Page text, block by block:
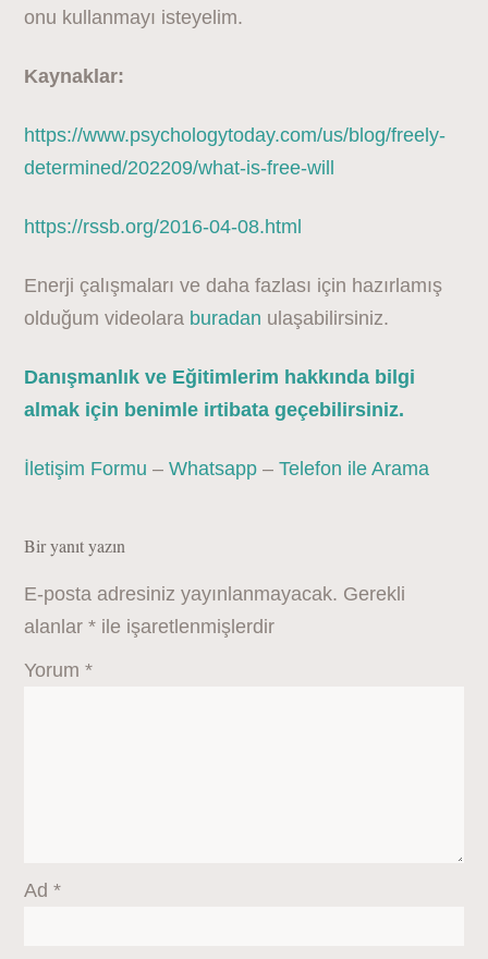
onu kullanmayı isteyelim.
Kaynaklar:
https://www.psychologytoday.com/us/blog/freely-
determined/202209/what-is-free-will
https://rssb.org/2016-04-08.html
Enerji çalışmaları ve daha fazlası için hazırlamış
olduğum videolara buradan ulaşabilirsiniz.
Danışmanlık ve Eğitimlerim hakkında bilgi
almak için benimle irtibata geçebilirsiniz.
İletişim Formu –Whatsapp –Telefon ile Arama
Bir yanıt yazın
E-posta adresiniz yayınlanmayacak. Gerekli
alanlar* ile işaretlenmişlerdir
Yorum*
Ad*